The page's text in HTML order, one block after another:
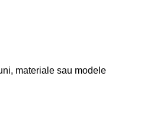
materiale sau modele